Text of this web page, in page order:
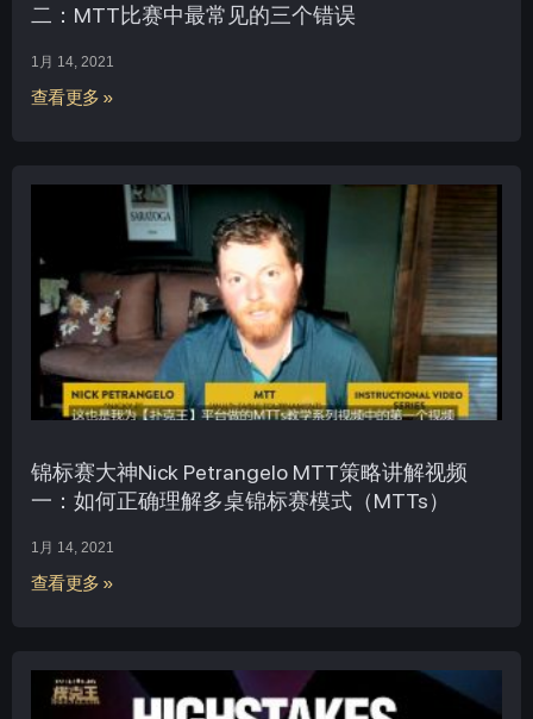
二：MTT比赛中最常见的三个错误
1月 14, 2021
查看更多 »
锦标赛大神Nick Petrangelo MTT策略讲解视频
一：如何正确理解多桌锦标赛模式（MTTs）
1月 14, 2021
查看更多 »